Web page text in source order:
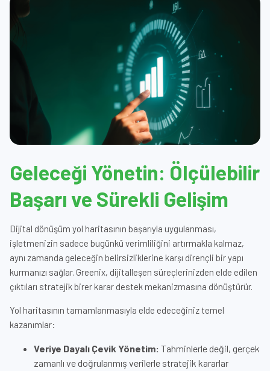
Geleceği Yönetin: Ölçülebilir
Başarı ve Sürekli Gelişim
Dijital dönüşüm yol haritasının başarıyla uygulanması,
işletmenizin sadece bugünkü verimliliğini artırmakla kalmaz,
aynı zamanda geleceğin belirsizliklerine karşı dirençli bir yapı
kurmanızı sağlar. Greenix, dijitalleşen süreçlerinizden elde edilen
çıktıları stratejik birer karar destek mekanizmasına dönüştürür.
Yol haritasının tamamlanmasıyla elde edeceğiniz temel
kazanımlar:
Veriye Dayalı Çevik Yönetim: Tahminlerle değil, gerçek
zamanlı ve doğrulanmış verilerle stratejik kararlar